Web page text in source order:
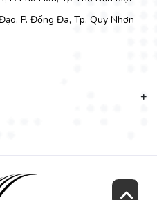
P. Đống Đa, Tp. Quy Nhơn